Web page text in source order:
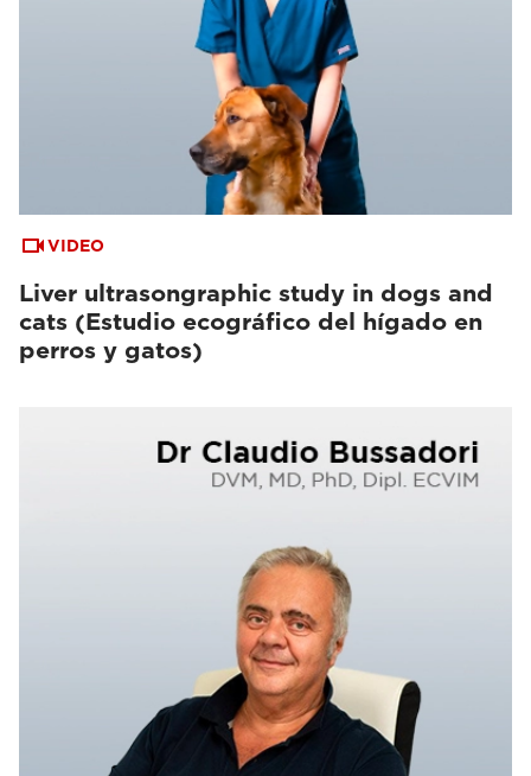
VIDEO
Liver ultrasongraphic study in dogs and
cats (Estudio ecográfico del hígado en
perros y gatos)